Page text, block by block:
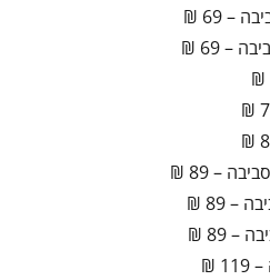
– 69 ₪
– 69 ₪
– 89 ₪
– 89 ₪
– 89 ₪
₪